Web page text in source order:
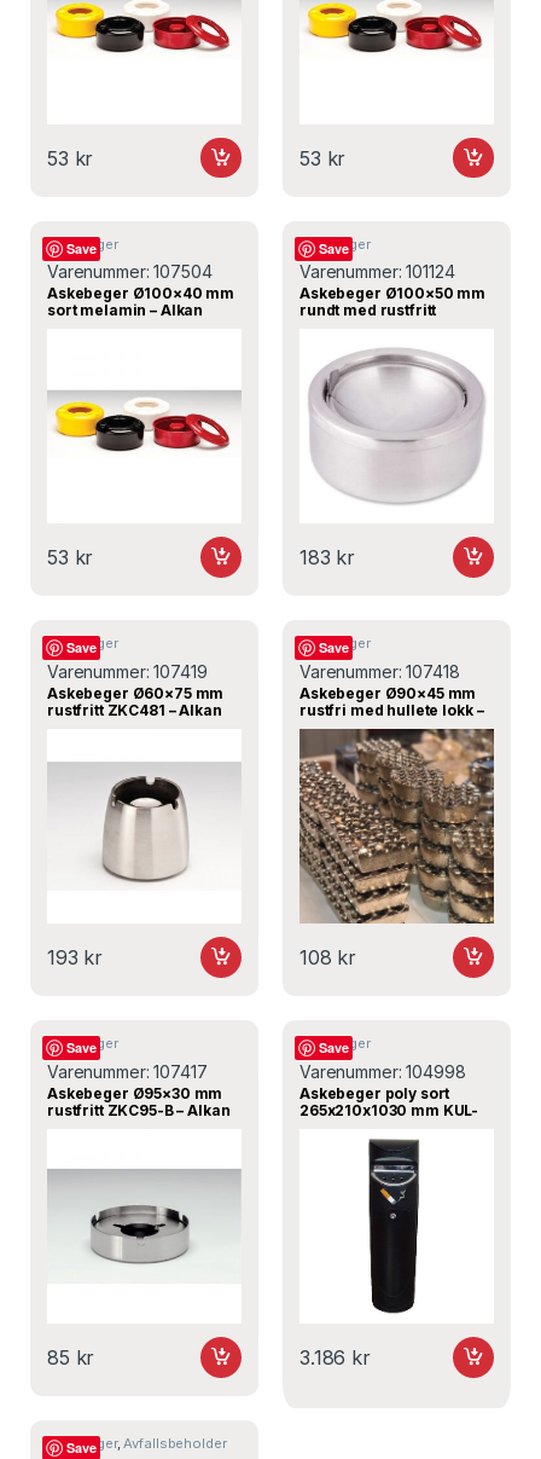
53 kr 53 kr
Save
Askebeger
Varenummer:107504
Askebeger Ø100×40 mm
sort melamin – Alkan
53 kr
Save
Askebeger
Varenummer:101124
Askebeger Ø100×50 mm
rundt med rustfritt
183 kr
Save
Askebeger
Varenummer:107419
Askebeger Ø60×75 mm
rustfritt ZKC481 – Alkan
193 kr
Save
Askebeger
Varenummer:107418
Askebeger Ø90×45 mm
rustfri med hullete lokk –
Bergama
108 kr
Save
Askebeger
Varenummer:107417
Askebeger Ø95×30 mm
rustfritt ZKC95-B – Alkan
85 kr
Save
Askebeger
Varenummer:104998
Askebeger poly sort
265x210x1030 mm KUL-
3.186 kr
Save
Askebeger, Avfallsbeholder